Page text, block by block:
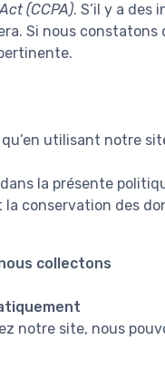
(CCPA). S’il y a
Si nous
utilisant notre
la présente
conservation des
collectons
notre site, nous